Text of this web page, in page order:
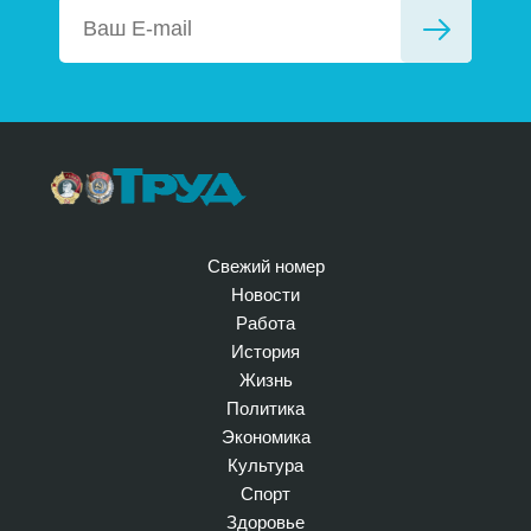
Свежий номер
Новости
Работа
История
Жизнь
Политика
Экономика
Культура
Спорт
Здоровье